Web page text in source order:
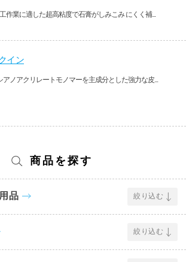
作業に適した超高粘度で石膏がしみこみ にくく補...
イン
アノアクリレートモノマーを主成分とした強力な皮...
商品を探す
品 絞り込む
絞り込む